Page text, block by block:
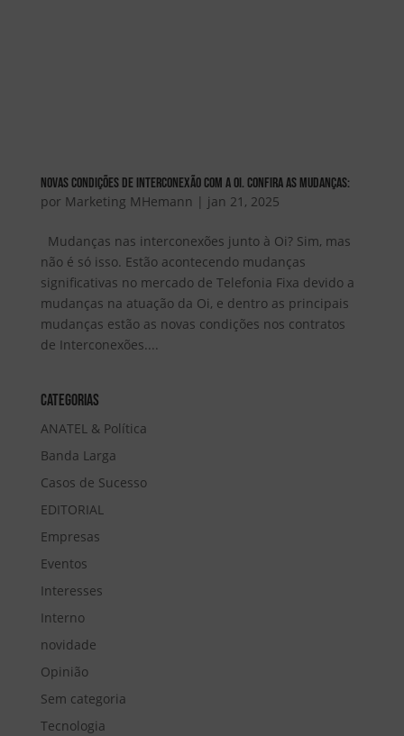
Novas Condições de Interconexão com a Oi. Confira as mudanças:
por Marketing MHemann | jan 21, 2025
Mudanças nas interconexões junto à Oi? Sim, mas
não é só isso. Estão acontecendo mudanças
significativas no mercado de Telefonia Fixa devido a
mudanças na atuação da Oi, e dentro as principais
mudanças estão as novas condições nos contratos
de Interconexões....
Categorias
ANATEL & Política
Banda Larga
Casos de Sucesso
EDITORIAL
Empresas
Eventos
Interesses
Interno
novidade
Opinião
Sem categoria
Tecnologia